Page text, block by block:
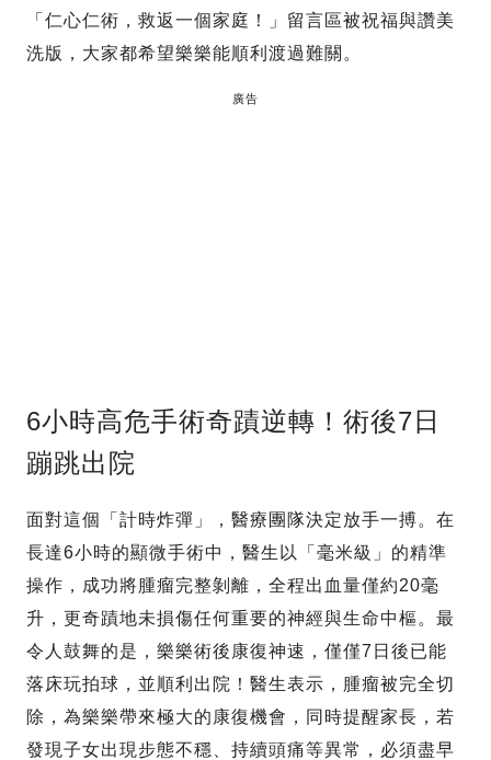
「仁心仁術，救返一個家庭！」留言區被祝福與讚美
洗版，大家都希望樂樂能順利渡過難關。
廣告
6小時高危手術奇蹟逆轉！術後7日
蹦跳出院
面對這個「計時炸彈」，醫療團隊決定放手一搏。在
長達6小時的顯微手術中，醫生以「毫米級」的精準
操作，成功將腫瘤完整剝離，全程出血量僅約20毫
升，更奇蹟地未損傷任何重要的神經與生命中樞。最
令人鼓舞的是，樂樂術後康復神速，僅僅7日後已能
落床玩拍球，並順利出院！醫生表示，腫瘤被完全切
除，為樂樂帶來極大的康復機會，同時提醒家長，若
發現子女出現步態不穩、持續頭痛等異常，必須盡早